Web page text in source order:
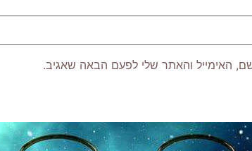
האימייל והאתר שלי לפעם הבאה שאגיב.